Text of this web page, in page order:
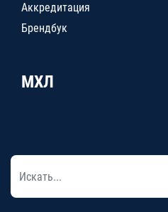
Аккредитация
Брендбук
МХЛ